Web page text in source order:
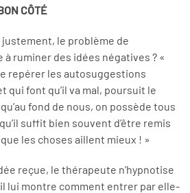
CÔTÉ
le problème de
à ruminer des idées négatives ? «
repérer les autosuggestions
qui font qu’il va mal, poursuit le
fond de nous, on possède tous
suffit bien souvent d’être remis
les choses aillent mieux ! »
reçue, le thérapeute n’hypnotise
il lui montre comment entrer par elle­